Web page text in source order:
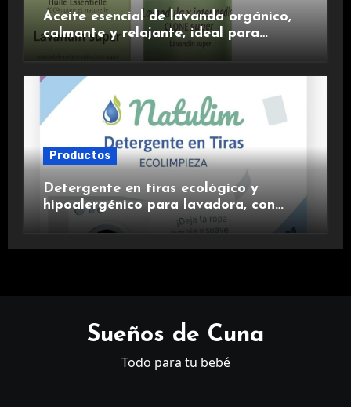
Aceite esencial de lavanda orgánico,
calmante y relajante, ideal para
Productos
Detergente en tiras ecológico y
hipoalergénico para lavadora, con
suavizante incluido y fragancia de
lavanda.
Sueños de Cuna
Todo para tu bebé